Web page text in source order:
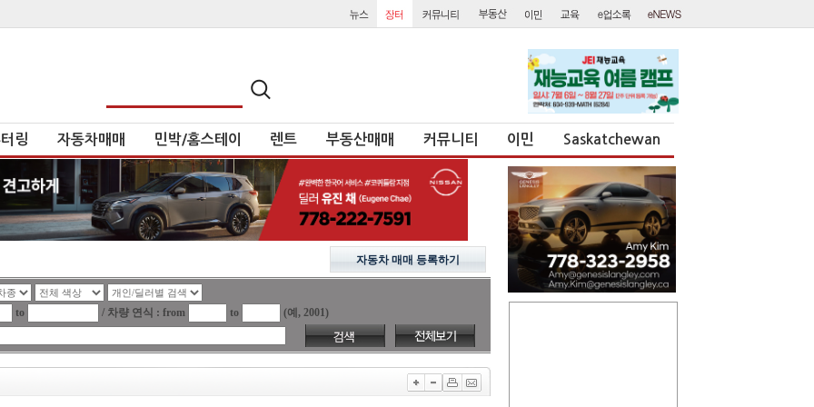
링 자동차매매 민박/홈스테이 렌트 부동산매매 커뮤니티 이민 Saskatchewan
자동차 매매 등록하기
to / 차량 연식 : from to (예, 2001)